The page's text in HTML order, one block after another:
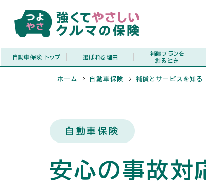
自動車保険 トップ 選ばれる理由
補償プランを
創るとき
ホーム 自動車保険 補償とサービスを知る
自動車保険
安心の事故対